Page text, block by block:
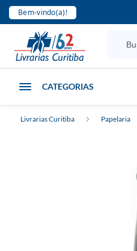
Bem-vindo(a)!
CATEGORIAS
Livrarias Curitiba Papelaria